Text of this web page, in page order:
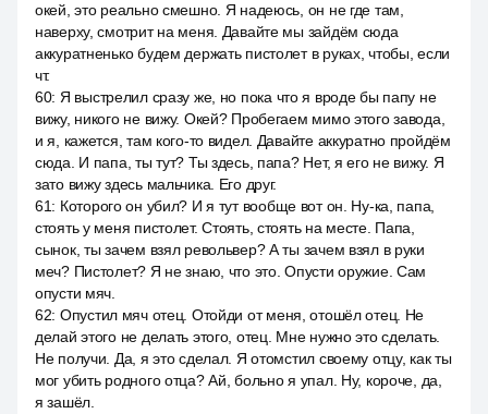
окей, это реально смешно. Я надеюсь, он не где там,
наверху, смотрит на меня. Давайте мы зайдём сюда
аккуратненько будем держать пистолет в руках, чтобы, если
чт.
60: Я выстрелил сразу же, но пока что я вроде бы папу не
вижу, никого не вижу. Окей? Пробегаем мимо этого завода,
и я, кажется, там кого-то видел. Давайте аккуратно пройдём
сюда. И папа, ты тут? Ты здесь, папа? Нет, я его не вижу. Я
зато вижу здесь мальчика. Его друг.
61: Которого он убил? И я тут вообще вот он. Ну-ка, папа,
стоять у меня пистолет. Стоять, стоять на месте. Папа,
сынок, ты зачем взял револьвер? А ты зачем взял в руки
меч? Пистолет? Я не знаю, что это. Опусти оружие. Сам
опусти мяч.
62: Опустил мяч отец. Отойди от меня, отошёл отец. Не
делай этого не делать этого, отец. Мне нужно это сделать.
Не получи. Да, я это сделал. Я отомстил своему отцу, как ты
мог убить родного отца? Ай, больно я упал. Ну, короче, да,
я зашёл.